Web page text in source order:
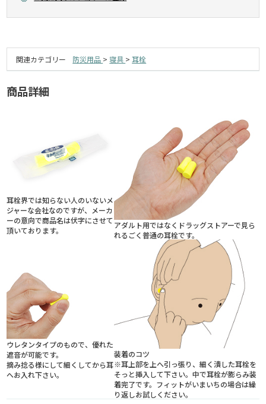
関連カテゴリー 防災用品 >寝具 >耳栓
商品詳細
耳栓界では知らない人のいないメ
ジャーな会社なのですが、メーカ
ーの意向で商品名は伏字にさせて
頂いております。
アダルト用ではなくドラッグストアーで見ら
れるごく普通の耳栓です。
ウレタンタイプのもので、優れた
遮音が可能です。
摘み捻る様にして細くしてから耳
へお入れ下さい。
装着のコツ
※耳上部を上へ引っ張り、細く潰した耳栓を
そっと挿入して下さい。中で耳栓が膨らみ装
着完了です。フィットがいまいちの場合は繰
り返しお試しください。